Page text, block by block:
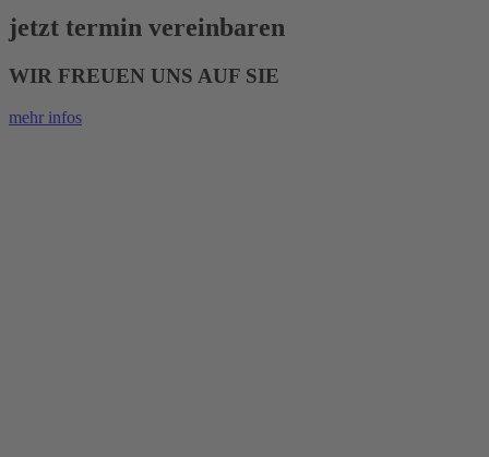
jetzt termin vereinbaren
WIR FREUEN UNS AUF SIE
mehr infos